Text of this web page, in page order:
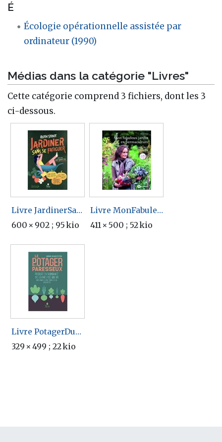
É
Écologie opérationnelle assistée par
ordinateur (1990)
Médias dans la catégorie "Livres"
Cette catégorie comprend 3 fichiers, dont les 3
ci-dessous.
Livre JardinerSansSeFatiguer.jpg
600 × 902 ; 95 kio
Livre MonFabuleuxJardinPerma.jpg
411 × 500 ; 52 kio
Livre PotagerDuParesseux.jpg
329 × 499 ; 22 kio